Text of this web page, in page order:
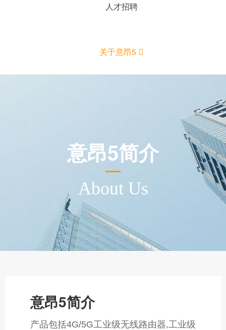
人才招聘
关于意昂5
意昂5简介
About Us
意昂5简介
产品包括4G/5G工业级无线路由器,工业级